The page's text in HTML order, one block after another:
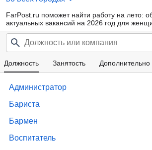
FarPost.ru поможет найти работу на лето:
актуальных вакансий на 2026 год для
возрастов от прямых работодателей и
Воспользуйтесь удобной фильтрацией по
областям, должности, типу занятости и
внутренним поиском по сайту — так
что подходит именно Вам.
Должность Занятость Дополнительно
Зарплата
Администратор
Бариста
Бармен
Воспитатель